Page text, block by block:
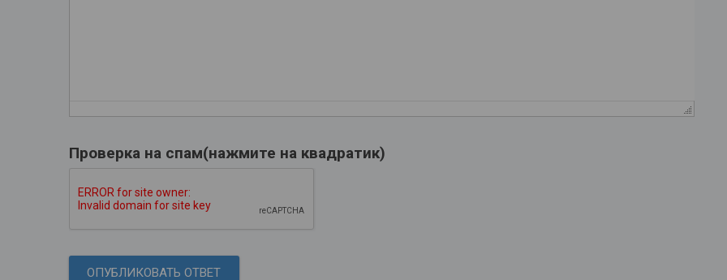
Проверка на спам(нажмите на квадратик)